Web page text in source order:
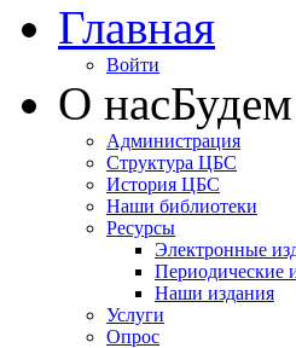
Главная
Войти
О нас
Администрация
Структура ЦБС
История ЦБС
Наши библиотеки
Ресурсы
Электронные
Периодические
Наши издания
Услуги
Опрос